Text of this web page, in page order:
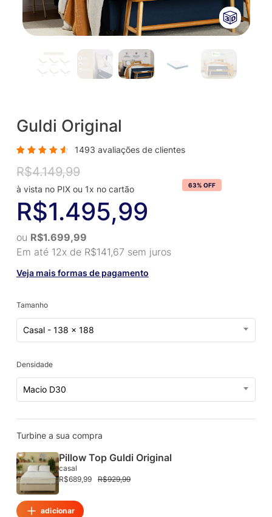
Guldi Original
como
4.67 de
5, com
baseado
em
avaliações
de
clientes
1493 avaliações de clientes
R$4.149,99
Original
price
was:
R$4.149,99.
R$1.495,99
63% OFF
Current
price
is:
R$1.495,99.
ou R$1.699,99
Em até 12x de R$141,67 sem juros
Veja mais formas de pagamento
Tamanho
Casal - 138 x 188
Densidade
Macio D30
Turbine a sua compra
Pillow Top Guldi Original
casal
R$689,99 R$929,99
adicionar